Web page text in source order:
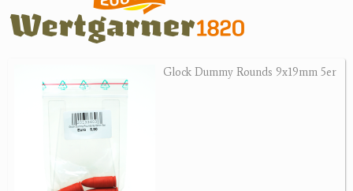
Zubehör
Magazine
Montagen, Ersatzteile
Lederartikel
Sonstiges Zubehör
Glock Dummy Rounds 9x19mm 5er